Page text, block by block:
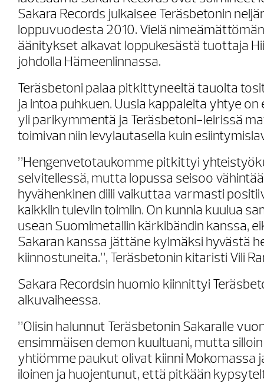
Sakara Records julkaisee Teräsbetonin
loppuvuodesta 2010. Vielä
äänitykset alkavat loppukesästä tuottaja
johdolla Hämeenlinnassa.
Teräsbetoni palaa pitkittyneeltä tauolta
ja intoa puhkuen. Uusia kappaleita yhtye
yli parikymmentä ja Teräsbetoni-leirissä
toimivan niin levylautasella kuin
”Hengenvetotaukomme pitkittyi
selvitellessä, mutta lopussa seisoo
hyvähenkinen diili vaikuttaa varmasti
kaikkiin tuleviin toimiin. On kunnia kuulua
usean Suomimetallin kärkibändin kanssa,
Sakaran kanssa jättäne kylmäksi hyvästä
kiinnostuneita.”, Teräsbetonin kitaristi Vili
Sakara Recordsin huomio kiinnittyi
alkuvaiheessa.
”Olisin halunnut Teräsbetonin Sakaralle
ensimmäisen demon kuultuani, mutta
yhtiömme paukut olivat kiinni Mokomassa
iloinen ja huojentunut, että pitkään